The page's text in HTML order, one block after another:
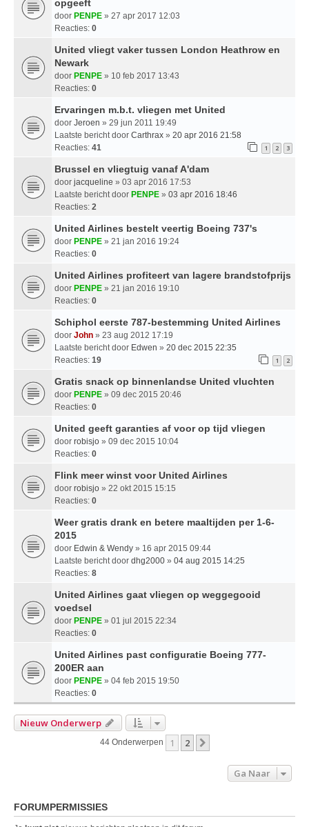
opgeeft
door PENPE » 27 apr 2017 12:03
Reacties: 0
United vliegt vaker tussen London Heathrow en
Newark
door PENPE » 10 feb 2017 13:43
Reacties: 0
Ervaringen m.b.t. vliegen met United
door Jeroen » 29 jun 2011 19:49
Laatste bericht door Carthrax » 20 apr 2016 21:58
Reacties: 41 1 2 3
Brussel en vliegtuig vanaf A'dam
door jacqueline » 03 apr 2016 17:53
Laatste bericht door PENPE » 03 apr 2016 18:46
Reacties: 2
United Airlines bestelt veertig Boeing 737's
door PENPE » 21 jan 2016 19:24
Reacties: 0
United Airlines profiteert van lagere brandstofprijs
door PENPE » 21 jan 2016 19:10
Reacties: 0
Schiphol eerste 787-bestemming United Airlines
door John » 23 aug 2012 17:19
Laatste bericht door Edwen » 20 dec 2015 22:35
Reacties: 19 1 2
Gratis snack op binnenlandse United vluchten
door PENPE » 09 dec 2015 20:46
Reacties: 0
United geeft garanties af voor op tijd vliegen
door robisjo » 09 dec 2015 10:04
Reacties: 0
Flink meer winst voor United Airlines
door robisjo » 22 okt 2015 15:15
Reacties: 0
Weer gratis drank en betere maaltijden per 1-6-
2015
door Edwin & Wendy » 16 apr 2015 09:44
Laatste bericht door dhg2000 » 04 aug 2015 14:25
Reacties: 8
United Airlines gaat vliegen op weggegooid
voedsel
door PENPE » 01 jul 2015 22:34
Reacties: 0
United Airlines past configuratie Boeing 777-
200ER aan
door PENPE » 04 feb 2015 19:50
Reacties: 0
Nieuw Onderwerp
44 Onderwerpen 1 2
Ga Naar
FORUMPERMISSIES